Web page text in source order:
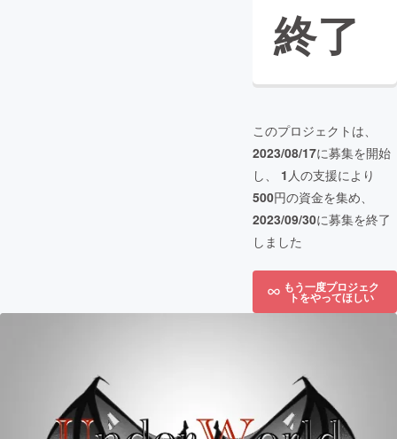
終了
このプロジェクトは、
2023/08/17に募集を開始
し、 1 人の支援により
500円の資金を集め、
2023/09/30に募集を終了
しました
もう一度プロジェク
トをやってほしい